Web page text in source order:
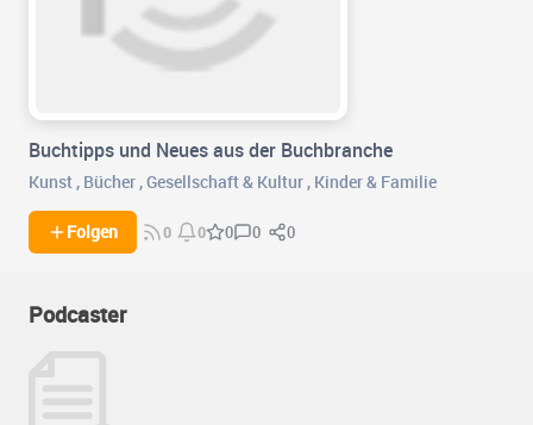
Buchtipps und Neues aus der Buchbranche
Kunst , Bücher ,Gesellschaft & Kultur , Kinder & Familie
Folgen 0 0 0 0 0
Podcaster